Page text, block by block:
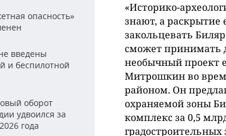
опасность»
введены
и беспилотной
оборот
удвоился за
года
«Историко-
знают, а раскрытие
закольцевать
сможет принимать
необычный проект
Митрошкин во
районом. Он
охраняемой зоны
комплекс за 0,5
градостроительных